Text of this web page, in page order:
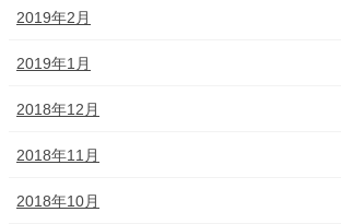
2019年2月
2019年1月
2018年12月
2018年11月
2018年10月